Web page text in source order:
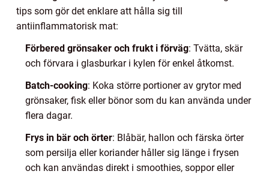
tips som gör det enklare att hålla sig till
antiinflammatorisk mat:
Förbered grönsaker och frukt i förväg: Tvätta, skär
och förvara i glasburkar i kylen för enkel åtkomst.
Batch-cooking: Koka större portioner av grytor med
grönsaker, fisk eller bönor som du kan använda under
flera dagar.
Frys in bär och örter: Blåbär, hallon och färska örter
som persilja eller koriander håller sig länge i frysen
och kan användas direkt i smoothies, soppor eller